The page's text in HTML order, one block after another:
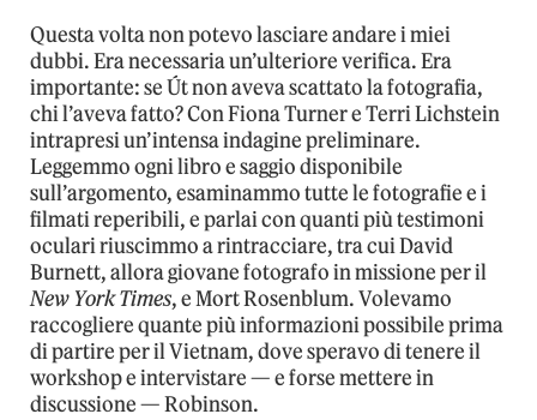
Questa volta non potevo lasciare andare i miei
dubbi. Era necessaria un’ulteriore verifica. Era
importante: se Út non aveva scattato la fotografia,
chi l’aveva fatto? Con Fiona Turner e Terri Lichstein
intrapresi un’intensa indagine preliminare.
Leggemmo ogni libro e saggio disponibile
sull’argomento, esaminammo tutte le fotografie e i
filmati reperibili, e parlai con quanti più testimoni
oculari riuscimmo a rintracciare, tra cui David
Burnett, allora giovane fotografo in missione per il
New York Times, e Mort Rosenblum. Volevamo
raccogliere quante più informazioni possibile prima
di partire per il Vietnam, dove speravo di tenere il
workshop e intervistare — e forse mettere in
discussione — Robinson.